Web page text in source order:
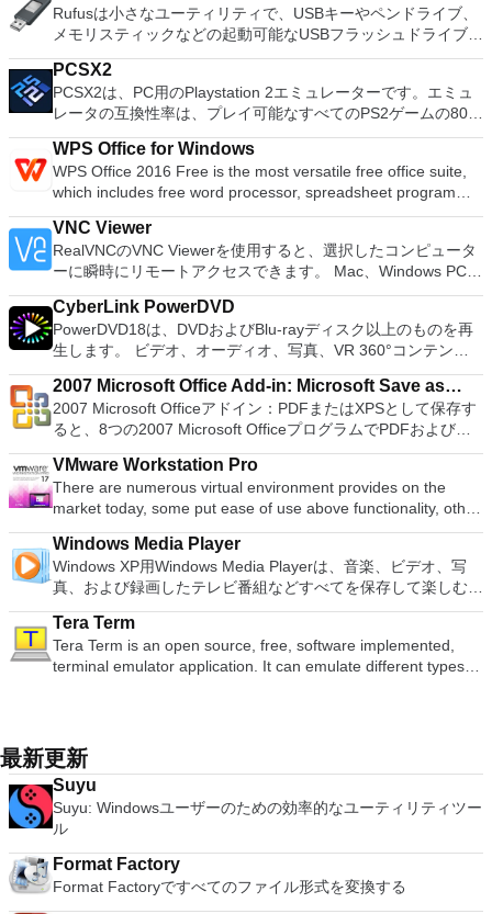
VST plug-ins and Magix Vegas Pro gives you a very high
degree of control over sound settings overall. Although Magix
Vegas Pro has initially been designed for professionals like
web developers or 3D artists, the app also comes with a suite
of interactive help provided by a large community. Overall
Magix Vegas Pro is a good tool for creating 3D home videos
ends, then you need to purchase a license.
ーティション空き領域を再分配するダイナミックディスクの変
換パーティションを回復する
Vorbis, MP3, WAV or AIFF sound files. Cut, copy, splice or mix
sounds together. Change the speed or pitch of a recording.
Add new effects with LADSPA plug-ins. And more!
Rufusは小さなユーティリティで、USBキーやペンドライブ、
メモリスティックなどの起動可能なUSBフラッシュドライブを
フォーマットおよび作成できます。 Rufusは、次のシナリオで
役立ちます。 Windows、Linux、およびUEFI用の起動可能な
ISOからUSBインストールメディアを作成する必要がある場
合。 OSがインストールされていないシステムで作業する必要
がある場合。 BIOSまたはその他のファームウェアをDOSから
フラッシュする必要がある場合。 低レベルのユーティリティ
を実行する必要がある場合。 Rufusは次の* ISOで動作しま
す：Arch Linux、Archbang、BartPE / pebuilder、CentOS、
Damn Small Linux、Fedora、FreeDOS、Gentoo、
gNewSense、Hiren&#39;s Boot CD、LiveXP、Knoppix、
Kubuntu、Linux Mint、NT Password Registry Editor、
OpenSUSE、Parted Magic、Slackware、Tails、Trinity
Rescue Kit、Ubuntu、Ultimate Boot CD、Windows XP（SP2
以降）、Windows Server 2003 R2、Windows Vista、
Windows 7、Windows 8。 *このリストは完全ではありませ
ア語、マレーシア語、セシュティナ、ダンスク、ドイツ語、英
語、スペイン語、フランス語、フルバツキー、イタリア語、ラ
トヴィエシュ、リエトゥビウ、マジャール、オランダ、ノルス
ク、ポルスキ、ポルトガル、ポルトガル、スロヴェンスキー、
スロベンツキー、スロヴェンスキーSrpski、Suomi、
Svenska、Türkçe。
PCSX2
PCSX2は、PC用のPlaystation 2エミュレーターです。エミュ
レータの互換性率は、プレイ可能なすべてのPS2ゲームの80％
以上を誇っています。かなり強力なコンピューターを所有して
いる場合、PCSX2は優れたエミュレーターです。また、この
アプリケーションはローエンドコンピューターのサポートも提
供するため、Playstation 2コンソールのすべての所有者は、
PCで動作するゲームを見ることができます。 PCSX2エミュレ
ーターを使用すると、PS2コントローラーを使用して、本物の
プレイステーション体験をシミュレートできます。このアプリ
ケーションでは、ディスクからゲームを直接実行することも、
ハードドライブからISOイメージとして実行することもできま
す。 主な機能は次のとおりです。 Savestates：ボタンを1つ
押すだけで、ゲームの現在の「状態」を保存できます。 無制
限のメモリーカード：好きなだけメモリーカードを保存でき、
8MBから64MBまでの単一の物理カードに制限されなくなりま
した。 高解像度グラフィックス：PCSX2を使用すると、
1080pまたは4K HDでゲームをプレイできます。 全体とし
ゲームを高い精度でエミュレートでき、Windowsとエミュレ
ーターを切り替えることができます。欠点は、高速ゲームに苦
労し、時々フリーズまたはクラッシュすることです。* PCSX2
を使用するには、コンソールから抽出できるPlaystation 2
BIOSが必要です。
WPS Office for Windows
WPS Office 2016 Free is the most versatile free office suite,
which includes free word processor, spreadsheet program
and presentation maker. With these three programs you will
easily be able to deal with any office related tasks. WPS
Office 2016 Free has multiple language support for English,
French, German, Spanish, Portuguese,Russian and Polish
languages. To switch between languages requires only a
single click! Despite being a free suite, WPS Office comes
with many innovative features, such as the paragraph
adjustment tool and multiple tabbed feature. It also has a PDF
converter, spell check and word count feature. WPS Office
2016 Personal Edition supports switching language UI,File
Roaming and Docer online templates. Key features include:
Writer Efficient word processor. Presentation Multimedia
presentations creator. Spreadsheets Powerful tool for data
processing and analysis. 100% compatible with MS Office
document file types (.docx, .pptx, .xlsx, etc.). Thousands of
support (iOS and Android). WPS Cloud Storage included.
Although it is a free suite, WPS Office 2016 Free comes with
many innovative features, including a useful a paragraph
adjustment tool int he Writer program. It has an Office to PDF
converter, automatic spell checking and word count features.
It also has some neat tools such as the Watermark in
document, and converting PowerPoint to Word document
effective slide show maker that helps you to create impressive
multimedia presentations; and the Spreadsheets program is
both a flexible and a powerful spreadsheet application.
VNC Viewer
RealVNCのVNC Viewerを使用すると、選択したコンピュータ
ーに瞬時にリモートアクセスできます。 Mac、Windows PC、
またはLinuxマシン、世界中のどこからでも。 VNC Viewerを
使用すると、コンピューターのデスクトップを表示したり、コ
ンピューターの前に直接座っているかのようにマウスとキーボ
ードを制御したりできます。 VNC Viewerは、インストールと
使用が簡単です。制御したいデバイスでインストーラーを実行
し、指示に従ってください。オプションで、Windowsでのリ
モート展開に使用可能なMSIがあります。デスクトッププラッ
トフォームにVNC Viewerをインストールする権限がない場合
は、スタンドアロンオプションを選択する必要があります。
主な機能は次のとおりです。 クラウドサービスを介してVNC
Connectを実行しているコンピューターに接続します。 Apple
Screen Sharing（ARD）などのサードパーティ製のVNC互換
ソフトウェアを実行しているコンピューターに直接接続しま
す。 各デバイスでVNC Viewerにサインインして、すべてのデ
バイス間の接続をバックアップおよび同期します。 仮想キー
の高度なキーが含まれています。 Bluetoothキーボードのサポ
ート。 VNC Connectサブスクリプションには、無料、有料、
試用の3つのバージョンがあります。 制御する必要のあるマシ
シンでVNC Viewerにサインインします。そこから、コンピュ
ーターを確認して接続できます。 VNC Connectを使用する
と、セッションはエンドツーエンドで暗号化されます。アプリ
はすぐに各コンピューターをパスワードで保護します。コンピ
ューターへのログインに使用するのと同じユーザー名とパスワ
ードを入力するだけです。 WIN 7,8,8.1,10をサポートしま
す。 VNC ViewerのMacバージョンをお探しですか？ここから
ダウンロード
CyberLink PowerDVD
PowerDVD18は、DVDおよびBlu-rayディスク以上のものを再
生します。 ビデオ、オーディオ、写真、VR 360°コンテン
ツ、さらにはYouTubeやVimeoにとっても、PowerDVD18は重
要なエンターテイメントの仲間です。 Ultra HD HDR TVとサ
ラウンドサウンドシステムの可能性を解き放ち、360°ビデオ
の増え続けるコレクションへのアクセスで仮想世界に没頭する
か、PCまたはラップトップでの比類のない再生サポートと独
自の強化により、どこにいても簡単にリラックスできます。
新機能は次のとおりです。 4K DHR向けに最適化 Ultra HD
Blu-ray、4K、HEVC / H.265およびHDR10コンテンツをサポー
ト全画面モードで21：9モニターで2.35：1の映画を見る常時
オンのミニビューでYouTubeライブを見る YouTubeおよび
Vimeoで4K HDRおよび360ビデオを再生 VRエクスペリエンス
の向上：Microsoft Mixed Realityヘッドセット、HTC、VIVE、
およびOculus Riftをサポート Fire TVとキャストのサポート
注：これは商用トライアルです。
2007 Microsoft Office Add-in: Microsoft Save as
PDF or XPS
2007 Microsoft Officeアドイン：PDFまたはXPSとして保存す
ると、8つの2007 Microsoft OfficeプログラムでPDFおよび
XPS形式にエクスポートして保存できます。このツールを使用
すると、これらのプログラムのサブセットでPDF形式および
XPS形式の電子メール添付ファイルとして送信することもでき
ます（特定の機能はプログラムによって異なります）。 この
ダウンロードは、次のOfficeプログラムで動作します。
Microsoft Office Access 2007。 Microsoft Office Excel 2007。
Microsoft Office InfoPath 2007。 Microsoft Office OneNote
2007。 Microsoft Office PowerPoint 2007。 Microsoft Office
Publisher 2007。 Microsoft Office Visio 2007。 Microsoft
Office Word 2007。 2007 Microsoft Officeプログラムのこの
Microsoft Save as PDFまたはXPSアドインは、2007 Microsoft
Office systemソフトウェアの補足条項であり、2007 Microsoft
XP Service Pack 2。
VMware Workstation Pro
There are numerous virtual environment provides on the
market today, some put ease of use above functionality, other
place integration above stability. VMware Workstation Pro is
the easiest to use, the fastest and the most reliable app when
it comes to evaluating a new OS, or new software apps and
patches, in an isolated and safe virtualized environment. Key
Features include: Powerful 3D Graphics - DirectX 10* and
OpenGL 3.3 support. VMware Compatibility - Create one; Run
anywhere on VMware software. vSphere and vCloud Air
Support - Drag and drop VMs between environments.
Haswell CPU support. Enterprise Quality Virtual Machines -
16 vCPUs, 8TB virtual disks, and 64GB memory. Enhanced
IPv6 Support - IPv6-to-IPv4 NAT (6to4 and 4to6). Virtual
Machine Video Memory - Up to 2GB. Enhanced Connectivity -
High Resolution Displays - 4K UHD and QHD+ support.
VMware Workstation Pro is a perfect choice for those of you
Windows Media Player
Windows XP用Windows Media Playerは、音楽、ビデオ、写
真、および録画したテレビ番組などすべてを保存して楽しむ最
適な機能を搭載しています。 再生、表示、外出先で楽しむた
めのポータブル デバイスとの同期、さらには家中のデバイス
との共有も、すべて1か所で行えます。 シンプルなデザイン -
まったく新しい外観でデジタル エンターテイメントを楽しめ
しめます。 どこでも楽しめる - どこにいても音楽、ビデオ、
写真にアクセスできます。
Tera Term
Tera Term is an open source, free, software implemented,
terminal emulator application. It can emulate different types of
plugins. Key features include: Automatically creates logs with
unique log names. Supports SSH, standard telnet and serial
ports. Supports dec/digital/vt terminal standards. Tera Term is
a useful application, which allows the connection to any
remote Telnet or SSH hosts. It sports a clean and crisp layout
that is easy to work with. The application does not take a long
time to wrap your head around and is also very light on
system resources. So, if you need a free terminal emulator,
最新更新
Suyu
Suyu: Windowsユーザーのための効率的なユーティリティツー
ル
Format Factory
Format Factoryですべてのファイル形式を変換する